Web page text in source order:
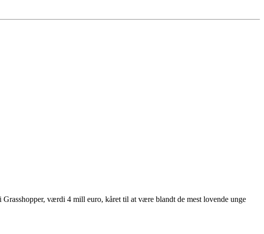
værdi 4 mill euro, kåret til at være blandt de mest lovende unge